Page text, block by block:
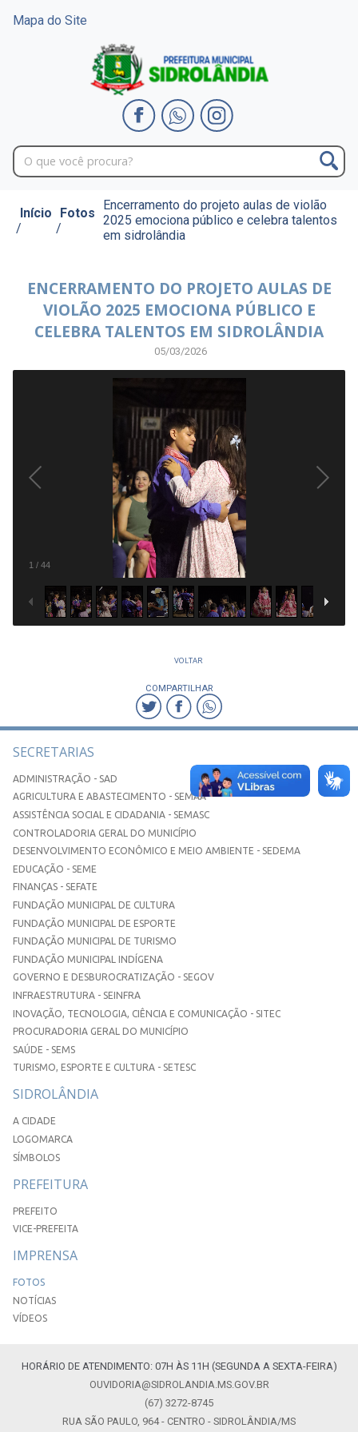
Mapa do Site
Início
/
Fotos
/
Encerramento do projeto aulas de violão
2025 emociona público e celebra talentos
em sidrolândia
ENCERRAMENTO DO PROJETO AULAS DE
VIOLÃO 2025 EMOCIONA PÚBLICO E
CELEBRA TALENTOS EM SIDROLÂNDIA
05/03/2026
1 / 44
VOLTAR
COMPARTILHAR
SECRETARIAS
ADMINISTRAÇÃO - SAD
AGRICULTURA E ABASTECIMENTO - SEMAA
ASSISTÊNCIA SOCIAL E CIDADANIA - SEMASC
CONTROLADORIA GERAL DO MUNICÍPIO
DESENVOLVIMENTO ECONÔMICO E MEIO AMBIENTE - SEDEMA
EDUCAÇÃO - SEME
FINANÇAS - SEFATE
FUNDAÇÃO MUNICIPAL DE CULTURA
FUNDAÇÃO MUNICIPAL DE ESPORTE
FUNDAÇÃO MUNICIPAL DE TURISMO
FUNDAÇÃO MUNICIPAL INDÍGENA
GOVERNO E DESBUROCRATIZAÇÃO - SEGOV
INFRAESTRUTURA - SEINFRA
INOVAÇÃO, TECNOLOGIA, CIÊNCIA E COMUNICAÇÃO - SITEC
PROCURADORIA GERAL DO MUNICÍPIO
SAÚDE - SEMS
TURISMO, ESPORTE E CULTURA - SETESC
SIDROLÂNDIA
A CIDADE
LOGOMARCA
SÍMBOLOS
PREFEITURA
PREFEITO
VICE-PREFEITA
IMPRENSA
FOTOS
NOTÍCIAS
VÍDEOS
HORÁRIO DE ATENDIMENTO: 07H ÀS 11H (SEGUNDA A SEXTA-FEIRA)
OUVIDORIA@SIDROLANDIA.MS.GOV.BR
(67) 3272-8745
RUA SÃO PAULO, 964 - CENTRO - SIDROLÂNDIA/MS